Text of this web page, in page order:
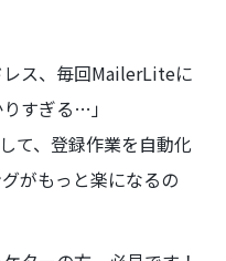
レス、毎回MailerLiteに
すぎる…」
て、登録作業を自動化
がもっと楽になるの